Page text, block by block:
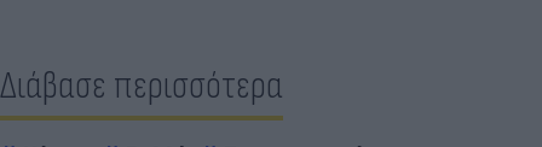
Διάβασε περισσότερα